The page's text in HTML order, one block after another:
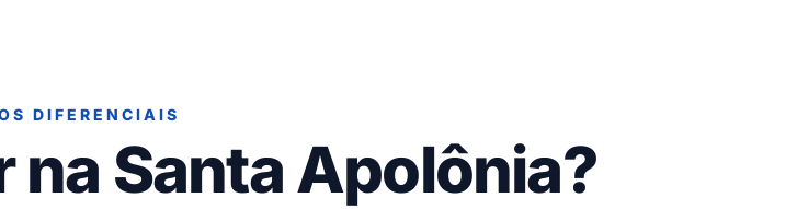
DIFERENCIAIS
na Santa Apolônia?